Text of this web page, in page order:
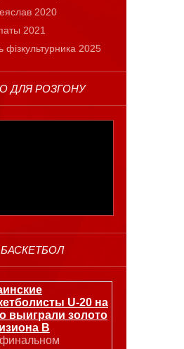
2020
2021
фізкультурника 2025
ДЛЯ РОЗГОНУ
U-20 на
выиграли золото
В